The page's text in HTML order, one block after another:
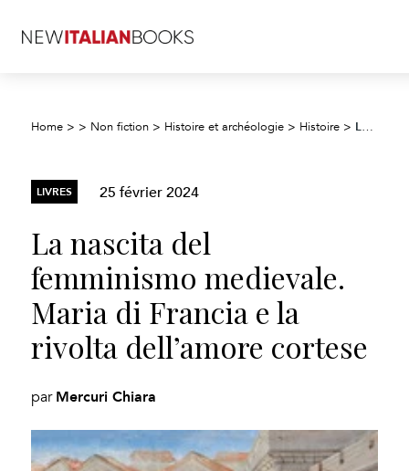
Home > > Non fiction > Histoire et archéologie > Histoire > La nascita del femminismo medievale. Maria di Francia e la rivolta dell’amore cortese
LIVRES 25 février 2024
La nascita del
femminismo medievale.
Maria di Francia e la
rivolta dell’amore cortese
par Mercuri Chiara